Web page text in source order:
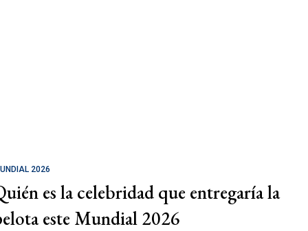
2026
es la celebridad que entregaría la
este Mundial 2026